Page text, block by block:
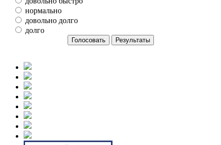
нормально
довольно долго
долго